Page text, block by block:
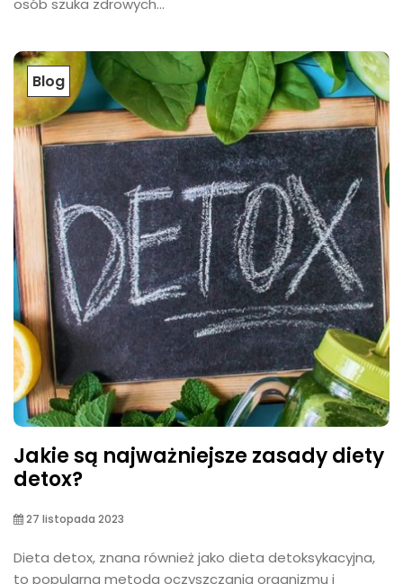
osób szuka zdrowych...
Blog
Jakie są najważniejsze zasady diety
detox?
27 listopada 2023
Dieta detox, znana również jako dieta detoksykacyjna,
to popularna metoda oczyszczania organizmu i